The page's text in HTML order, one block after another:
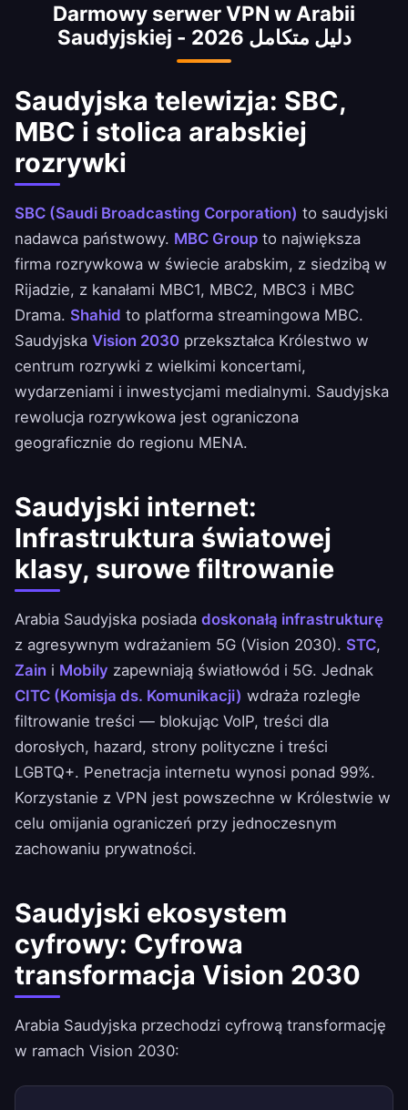
krytyczne wobec rządu. Nasz VPN omija
wszystkie filtry i odblokowuje VoIP dla
nieograniczonej komunikacji.
Darmowy serwer VPN w Arabii
Saudyjskiej - دليل متكامل 2026
Saudyjska telewizja: SBC,
MBC i stolica arabskiej
rozrywki
SBC (Saudi Broadcasting Corporation) to saudyjski
nadawca państwowy. MBC Group to największa
firma rozrywkowa w świecie arabskim, z siedzibą w
Rijadzie, z kanałami MBC1, MBC2, MBC3 i MBC
Drama. Shahid to platforma streamingowa MBC.
Saudyjska Vision 2030 przekształca Królestwo w
centrum rozrywki z wielkimi koncertami,
wydarzeniami i inwestycjami medialnymi. Saudyjska
rewolucja rozrywkowa jest ograniczona
geograficznie do regionu MENA.
Saudyjski internet:
Infrastruktura światowej
klasy, surowe filtrowanie
Arabia Saudyjska posiada doskonałą infrastrukturę
z agresywnym wdrażaniem 5G (Vision 2030). STC,
Zain i Mobily zapewniają światłowód i 5G. Jednak
CITC (Komisja ds. Komunikacji) wdraża rozległe
filtrowanie treści — blokując VoIP, treści dla
dorosłych, hazard, strony polityczne i treści
LGBTQ+. Penetracja internetu wynosi ponad 99%.
Korzystanie z VPN jest powszechne w Królestwie w
celu omijania ograniczeń przy jednoczesnym
zachowaniu prywatności.
Saudyjski ekosystem
cyfrowy: Cyfrowa
transformacja Vision 2030
Arabia Saudyjska przechodzi cyfrową transformację
w ramach Vision 2030: